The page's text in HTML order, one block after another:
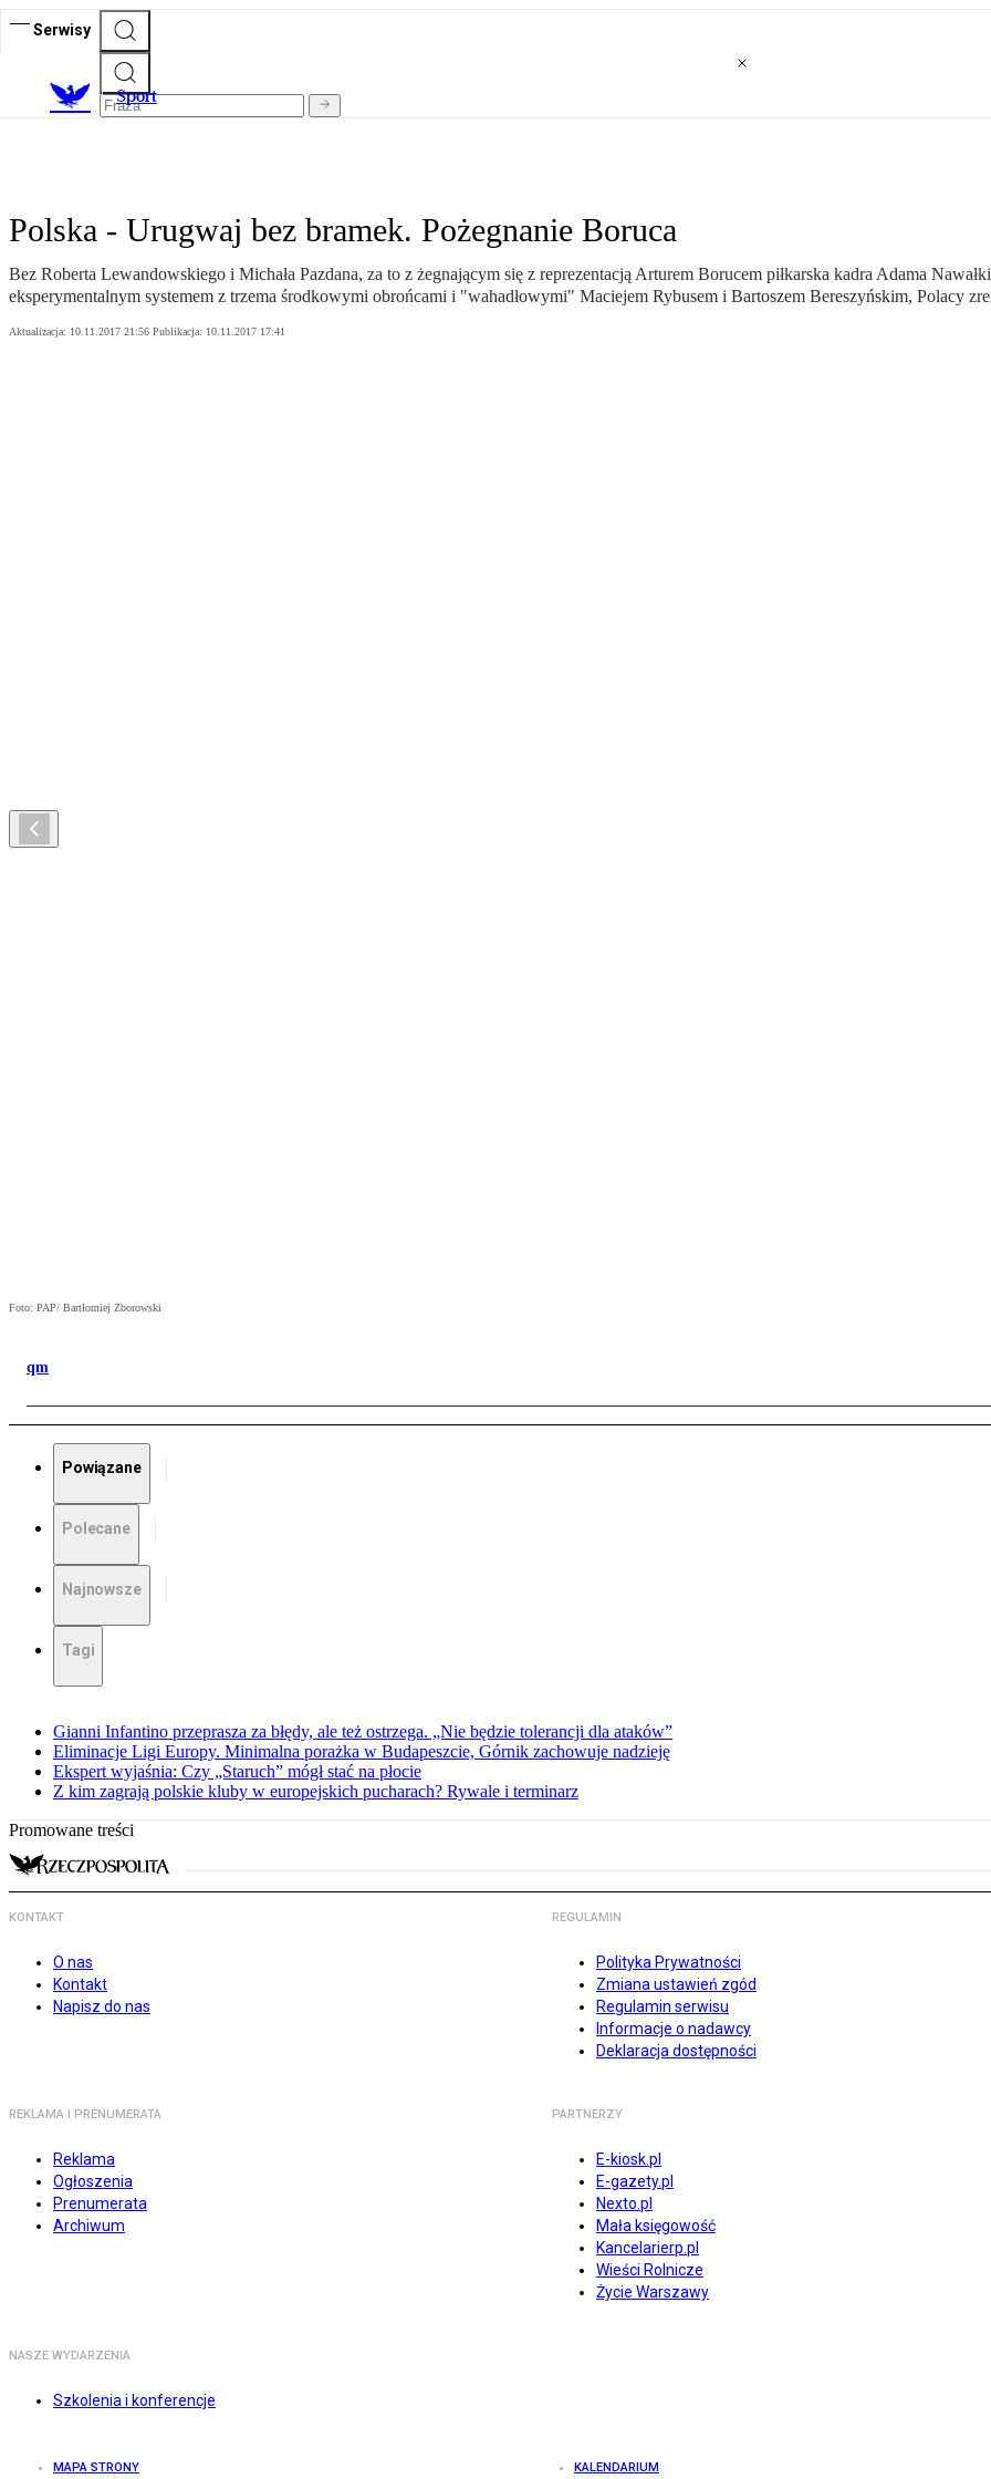
Serwisy
Sport
Polska - Urugwaj bez bramek. Pożegnanie Boruca
Bez Roberta Lewandowskiego i Michała Pazdana, za to z żegnającym się z reprezentacją Arturem Borucem piłkarska kadra Adama
eksperymentalnym systemem z trzema środkowymi obrońcami i "wahadłowymi" Maciejem Rybusem i Bartoszem Bereszyńskim, Polacy
Aktualizacja: 10.11.2017 21:56 Publikacja: 10.11.2017 17:41
Foto: PAP/ Bartłomiej Zborowski
qm
Powiązane
Polecane
Najnowsze
Tagi
Gianni Infantino przeprasza za błędy, ale też ostrzega. „Nie będzie tolerancji dla ataków”
Eliminacje Ligi Europy. Minimalna porażka w Budapeszcie, Górnik zachowuje nadzieję
Ekspert wyjaśnia: Czy „Staruch” mógł stać na płocie
Z kim zagrają polskie kluby w europejskich pucharach? Rywale i terminarz
Promowane treści
KONTAKT
O nas
Kontakt
Napisz do nas
REGULAMIN
Polityka Prywatności
Zmiana ustawień zgód
Regulamin serwisu
Informacje o nadawcy
Deklaracja dostępności
REKLAMA I PRENUMERATA
Reklama
Ogłoszenia
Prenumerata
Archiwum
PARTNERZY
E-kiosk.pl
E-gazety.pl
Nexto.pl
Mała księgowość
Kancelarierp.pl
Wieści Rolnicze
Życie Warszawy
NASZE WYDARZENIA
Szkolenia i konferencje
MAPA STRONY KALENDARIUM